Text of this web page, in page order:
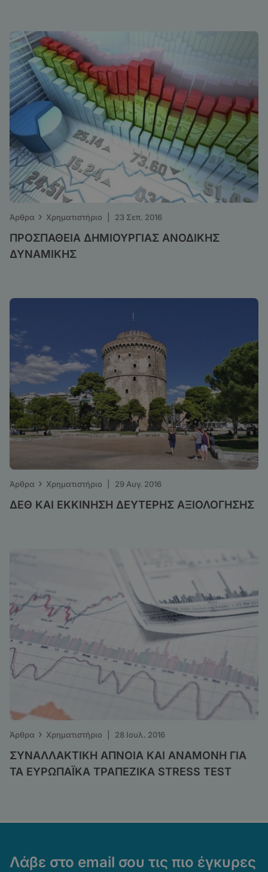
Άρθρα › Χρηματιστήριο 23 Σεπ. 2016
ΠΡΟΣΠΑΘΕΙΑ ΔΗΜΙΟΥΡΓΙΑΣ ΑΝΟΔΙΚΗΣ
ΔΥΝΑΜΙΚΗΣ
Άρθρα › Χρηματιστήριο 29 Αυγ. 2016
ΔΕΘ ΚΑΙ ΕΚΚΙΝΗΣΗ ΔΕΥΤΕΡΗΣ ΑΞΙΟΛΟΓΗΣΗΣ
Άρθρα › Χρηματιστήριο 28 Ιουλ. 2016
ΣΥΝΑΛΛΑΚΤΙΚΗ ΑΠΝΟΙΑ ΚΑΙ ΑΝΑΜΟΝΗ ΓΙΑ
ΤΑ ΕΥΡΩΠΑΪΚΑ ΤΡΑΠΕΖΙΚΑ STRESS TEST
Λάβε στο email σου τις πιο έγκυρες